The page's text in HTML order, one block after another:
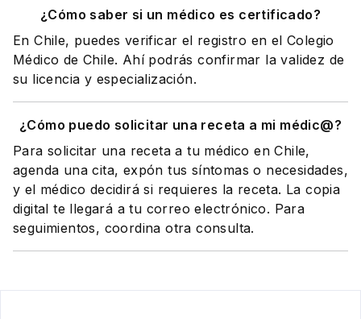
¿Cómo saber si un médico es certificado?
En Chile, puedes verificar el registro en el Colegio
Médico de Chile. Ahí podrás confirmar la validez de
su licencia y especialización.
¿Cómo puedo solicitar una receta a mi médic@?
Para solicitar una receta a tu médico en Chile,
agenda una cita, expón tus síntomas o necesidades,
y el médico decidirá si requieres la receta. La copia
digital te llegará a tu correo electrónico. Para
seguimientos, coordina otra consulta.